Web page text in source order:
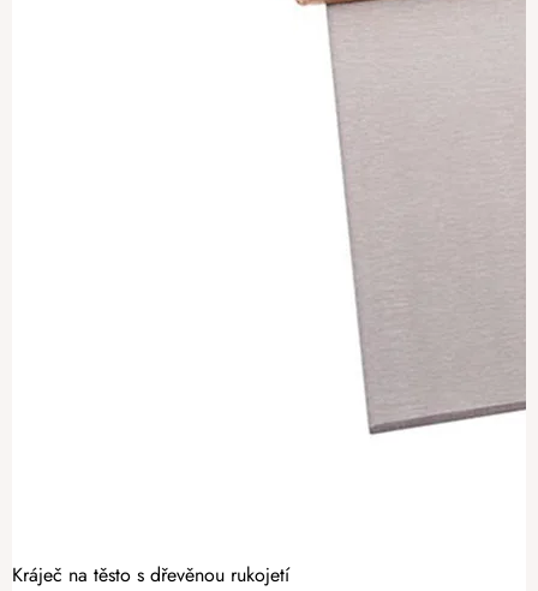
Kráječ na těsto s dřevěnou rukojetí